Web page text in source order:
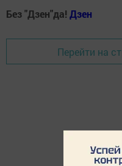
Без "Дзен"да! Дзен
Перейти на